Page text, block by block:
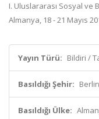
I. Uluslararası Sosyal ve
Almanya, 18 - 21 Mayıs
Yayın Türü: Bildiri /
Basıldığı Şehir: Berlin
Basıldığı Ülke: